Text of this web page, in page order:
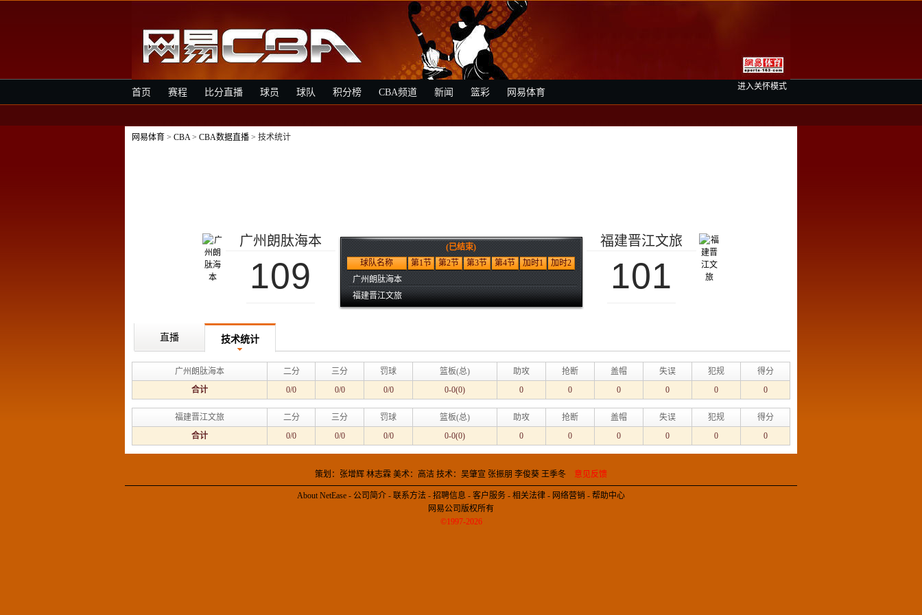
进入关怀模式
首页 赛程 比分直播 球员 球队 积分榜 CBA频道 新闻 篮彩 网易体育
网易体育 > CBA> CBA数据直播 > 技术统计
广州朗肽海本
109
(已结束)
球队名称
第1节 第2节 第3节 第4节 加时1
加时2
广州朗肽海本
福建晋江文旅
福建晋江文旅
101
直播 技术统计
广州朗肽海本 二分 三分 罚球 篮板(总) 助攻 抢断 盖帽 失误 犯规
得分
合计
0/0 0/0 0/0 0-0(0) 0 0 0 0 0 0
福建晋江文旅 二分 三分 罚球 篮板(总) 助攻 抢断 盖帽 失误 犯规
得分
合计
0/0 0/0 0/0 0-0(0) 0 0 0 0 0 0
策划：张增辉 林志霖 美术：高洁 技术：吴肇宣 张振朋 李俊葵 王季冬 意见反馈
About NetEase - 公司简介 - 联系方法 - 招聘信息 - 客户服务 - 相关法律 - 网络营销 - 帮助中心
网易公司版权所有
©1997-2026